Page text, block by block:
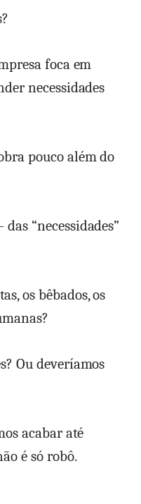
foca em
necessidades
pouco além do
“necessidades”
os bêbados, os
Ou deveríamos
acabar até
é só robô.